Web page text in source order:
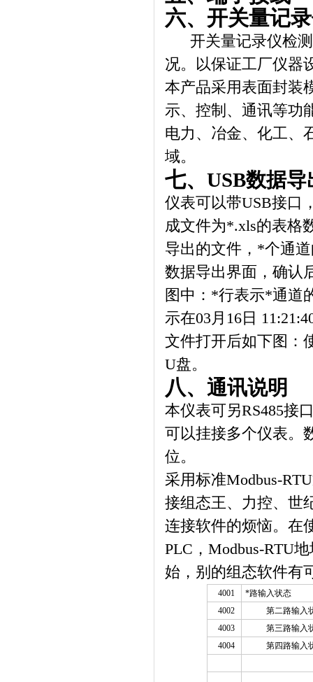
六、开关量记
开关量记录仪检测
况。以保证工厂仪器
本产品采用表面封装
示、控制、通讯等功
电力、冶金、化工、
域。
七、 USB数据导
仪表可以带USB接口
成文件为*.xls的表格
导出的文件，*个通
数据导出界面，确认
图中：*行表示*通道
示在03月 16 日
文件打开后如下图：
U盘。
八、 通讯说明
本仪表可另RS485接
可以挂接多个仪表。
位。
采用标准Modbus-
接组态王、力控、世
连接软件的烦恼。在
PLC，Modbus-RTU
始，别的组态软件有
4001
*路输入状态
4002
第二路输入
4003
第三路输入
4004
第四路输入